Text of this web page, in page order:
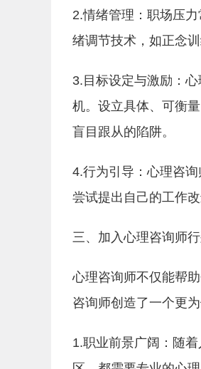
2.情绪管理：职场压
绪调节技术，如正念
3.目标设定与激励：
机。设立具体、可衡
盲目跟从的陷阱。
4.行为引导：心理咨
尝试提出自己的工作
三、加入心理咨询师
心理咨询师不仅能帮
咨询师创造了一个更
1.职业前景广阔：随